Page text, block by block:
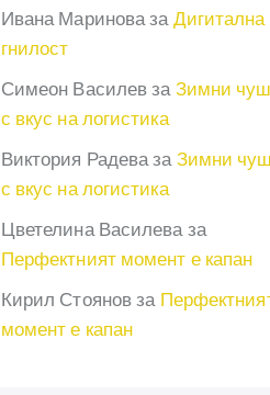
Ивана Мариноваза Дигитална
гнилост
Симеон Василевза Зимни
с вкус на логистика
Виктория Радеваза Зимни
с вкус на логистика
Цветелина Василева за
Перфектният момент е капан
Кирил Стояновза
момент е капан